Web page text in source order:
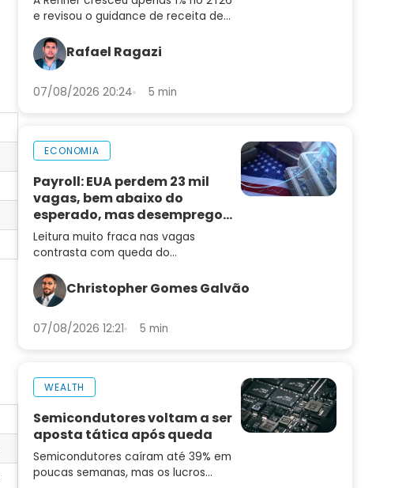
e revisou o guidance de receita de
do balanço e as perspectivas para
LREN3
Rafael Ragazi
07/08/2026 20:24 5 min
ECONOMIA
Payroll: EUA perdem 23 mil
vagas, bem abaixo do
esperado, mas desemprego
cai
Leitura muito fraca nas vagas
contrasta com queda do
no radarChristopher Gomes Galvão
07/08/2026 12:21 5 min
WEALTH
Semicondutores voltam a ser
aposta tática após queda
Semicondutores caíram até 39% em
poucas semanas, mas os lucros